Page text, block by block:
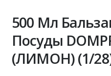
500 Мл
Посуды
(ЛИМОН) (1/